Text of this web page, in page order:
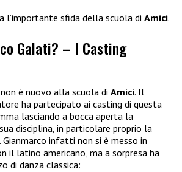
l’importante sfida della scuola di Amici.
Galati? – I Casting
non è nuovo alla scuola di Amici. Il
ha partecipato ai casting di questa
lasciando a bocca aperta la
disciplina, in particolare proprio la
infatti non si è messo in
il latino americano, ma a sorpresa ha
di danza classica: